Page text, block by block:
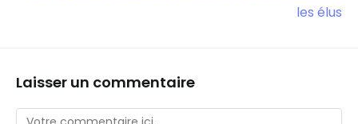
les élus
Laisser un commentaire